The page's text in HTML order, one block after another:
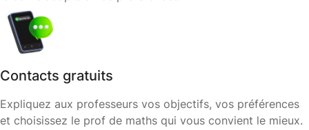
Contacts gratuits
Expliquez aux professeurs vos objectifs, vos préférences
et choisissez le prof de maths qui vous convient le mieux.